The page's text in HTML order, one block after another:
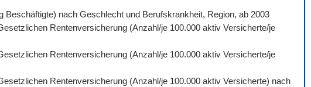
nach Geschlecht und Berufskrankheit, Region, ab 2003
Rentenversicherung (Anzahl/je 100.000 aktiv Versicherte/je
Rentenversicherung (Anzahl/je 100.000 aktiv Versicherte/je
Rentenversicherung (Anzahl/je 100.000 aktiv Versicherte) nach